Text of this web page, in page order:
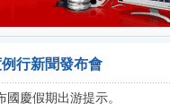
行新聞發布會
慶假期出游提示。